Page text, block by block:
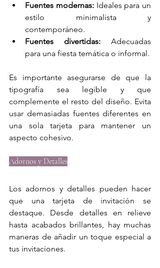
Fuentes modernas: Ideales para un
estilo minimalista y
contemporáneo.
Fuentes divertidas: Adecuadas
para una fiesta temática o informal.
Es importante asegurarse de que la
tipografía sea legible y que
complemente el resto del diseño. Evita
usar demasiadas fuentes diferentes en
una sola tarjeta para mantener un
aspecto cohesivo.
Adornos y Detalles
Los adornos y detalles pueden hacer
que una tarjeta de invitación se
destaque. Desde detalles en relieve
hasta acabados brillantes, hay muchas
maneras de añadir un toque especial a
tus invitaciones.